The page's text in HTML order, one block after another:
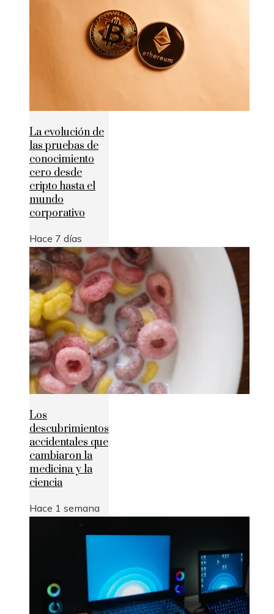
La evolución de
las pruebas de
conocimiento
cero desde
cripto hasta el
mundo
corporativo
Hace 7 días
Los
descubrimientos
accidentales que
cambiaron la
medicina y la
ciencia
Hace 1 semana